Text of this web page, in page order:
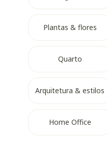
Plantas & flores
Quarto
Arquitetura & estilos
Home Office